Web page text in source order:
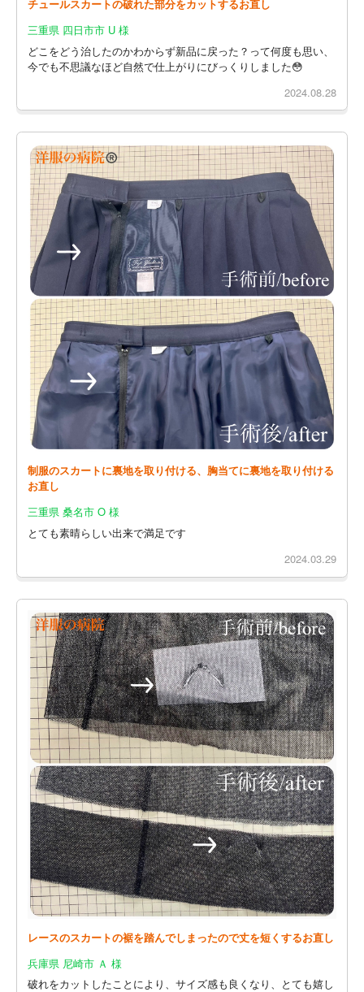
チュールスカートの破れた部分をカットするお直し
三重県 四日市市 U 様
どこをどう治したのかわからず新品に戻った？って何度も思い、
今でも不思議なほど自然で仕上がりにびっくりしました😳
2024.08.28
制服のスカートに裏地を取り付ける、胸当てに裏地を取り付ける
お直し
三重県 桑名市 O 様
とても素晴らしい出来で満足です
2024.03.29
レースのスカートの裾を踏んでしまったので丈を短くするお直し
兵庫県 尼崎市 Ａ 様
破れをカットしたことにより、サイズ感も良くなり、とても嬉し